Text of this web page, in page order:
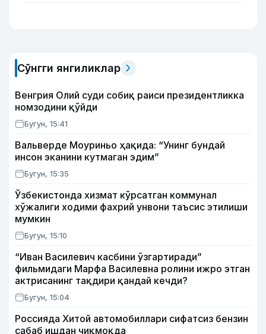
Сўнгги янгиликлар
Венгрия Олий суди собиқ раиси президентликка
номзодини қўйди
Бугун, 15:41
Вальверде Моуриньо ҳақида: “Унинг бундай
инсон эканини кутмаган эдим”
Бугун, 15:35
Ўзбекистонда хизмат кўрсатган коммунал
хўжалиги ходими фахрий унвони таъсис этилиши
мумкин
Бугун, 15:10
“Иван Василевич касбини ўзгартиради”
фильмидаги Марфа Василевна ролини ижро этган
актрисанинг тақдири қандай кечди?
Бугун, 15:04
Россияда Хитой автомобиллари сифатсиз бензин
сабаб ишдан чиқмоқда